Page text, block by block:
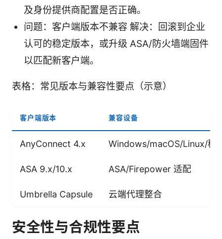
及身份提供商配置是否正确。
问题：客户端版本不兼容 解决：回滚到企业
认可的稳定版本，或升级 ASA/防火墙端固件
以匹配新客户端。
表格：常见版本与兼容性要点（示意）
客户端版本 兼容设备
AnyConnect 4.x Windows/macOS/Linux/移
ASA 9.x/10.x ASA/Firepower 适配
Umbrella Capsule 云端代理整合
安全性与合规性要点